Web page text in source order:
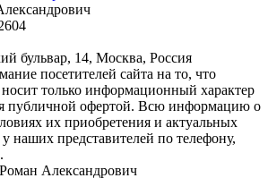
бульвар, 14, Москва, Россия
посетителей сайта на то, что
только информационный характер
публичной офертой. Всю информацию о
их приобретения и актуальных
наших представителей по телефону,
Александрович